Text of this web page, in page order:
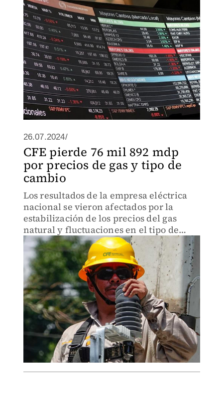
26.07.2024/
CFE pierde 76 mil 892 mdp
por precios de gas y tipo de
cambio
Los resultados de la empresa eléctrica
nacional se vieron afectados por la
estabilización de los precios del gas
natural y fluctuaciones en el tipo de
cambio.